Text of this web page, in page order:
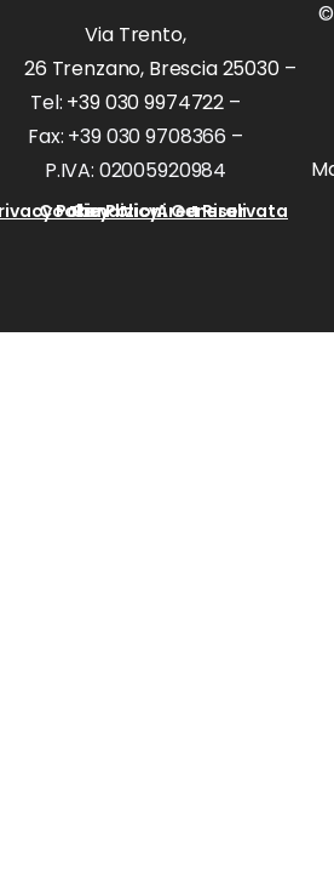
Via Trento,
26 Trenzano, Brescia 25030–
Tel: +39 030 9974722 –
Fax: +39 030 9708366 –
P.IVA: 02005920984
Policy
Cookie Policy
Condizioni Generali
Area Riservata